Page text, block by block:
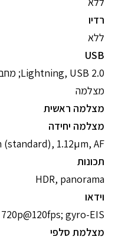
רדיו
ללא
USB
Lightning, USB 2.0; מחבר מגנטי
מצלמה
מצלמה ראשית
מצלמה יחידה
(standard), 1.12µm, AF
תכונות
HDR, panorama
וידאו
gyro-EIS
מצלמת סלפי